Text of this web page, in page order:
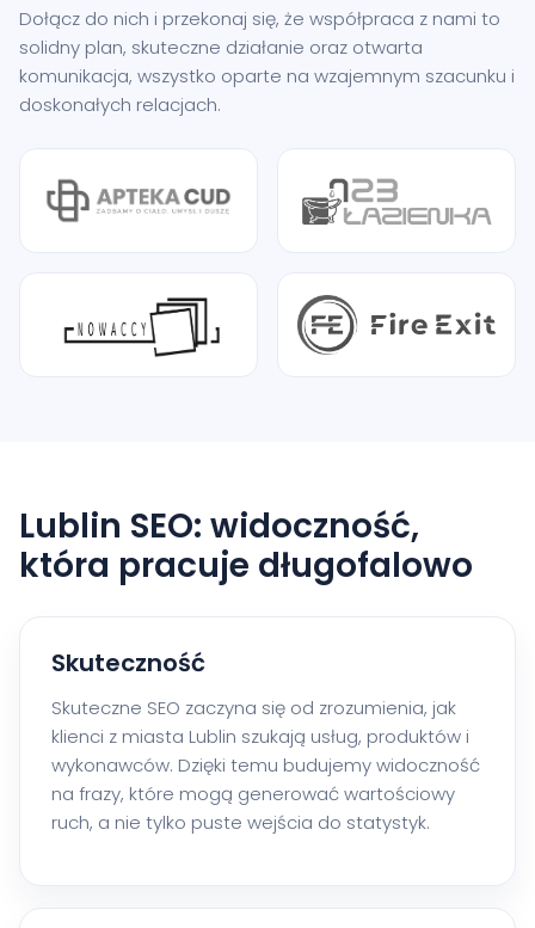
Dołącz do nich i przekonaj się, że współpraca z nami to
solidny plan, skuteczne działanie oraz otwarta
komunikacja, wszystko oparte na wzajemnym szacunku i
doskonałych relacjach.
Lublin SEO: widoczność,
która pracuje długofalowo
Skuteczność
Skuteczne SEO zaczyna się od zrozumienia, jak
klienci z miasta Lublin szukają usług, produktów i
wykonawców. Dzięki temu budujemy widoczność
na frazy, które mogą generować wartościowy
ruch, a nie tylko puste wejścia do statystyk.